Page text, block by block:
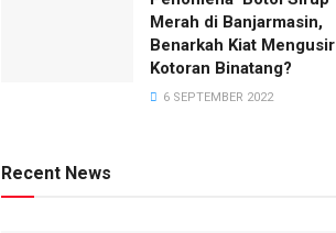
Merah di Banjarmasin,
Benarkah Kiat Mengusir
Kotoran Binatang?
6 SEPTEMBER 2022
Recent News